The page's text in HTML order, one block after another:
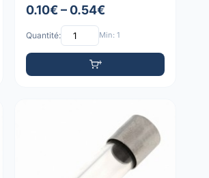
0.10€ – 0.54€
Quantité: Min: 1